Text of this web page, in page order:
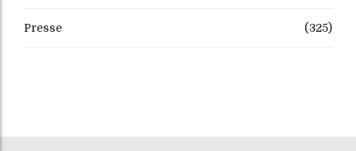
Presse (325)